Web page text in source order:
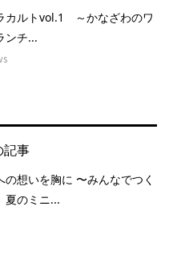
カルトvol.1 ～かなざわのワ
ンチ...
記事
の想いを胸に 〜みんなでつく
のミニ...